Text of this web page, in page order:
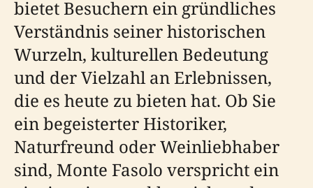
bietet Besuchern ein gründliches
Verständnis seiner historischen
Wurzeln, kulturellen Bedeutung
und der Vielzahl an Erlebnissen,
die es heute zu bieten hat. Ob Sie
ein begeisterter Historiker,
Naturfreund oder Weinliebhaber
sind, Monte Fasolo verspricht ein